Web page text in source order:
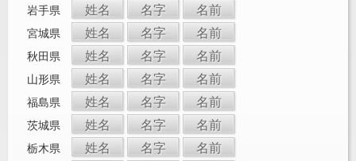
岩手県 姓名 名字 名前
宮城県 姓名 名字 名前
秋田県 姓名 名字 名前
山形県 姓名 名字 名前
福島県 姓名 名字 名前
茨城県 姓名 名字 名前
栃木県 姓名 名字 名前